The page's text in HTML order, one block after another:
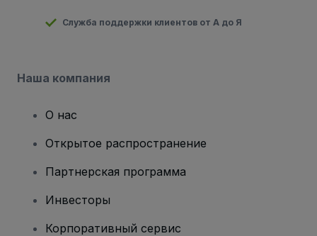
Служба поддержки клиентов от А до Я
Наша компания
О нас
Открытое распространение
Партнерская программа
Инвесторы
Корпоративный сервис